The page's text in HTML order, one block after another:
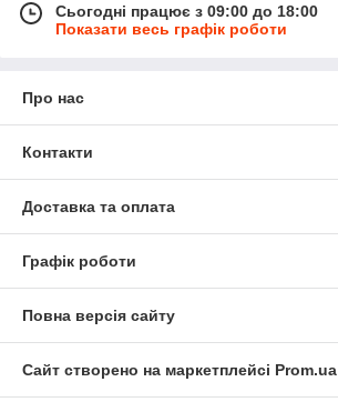
Сьогодні працює з 09:00 до 18:00
Показати весь графік роботи
Про нас
Контакти
Доставка та оплата
Графік роботи
Повна версія сайту
Сайт створено на маркетплейсі Prom.ua